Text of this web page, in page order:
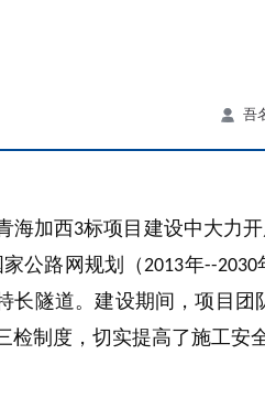
吾
海加西3标项目建设中大力
公路网规划（2013年--2030
隧道。建设期间，项目团
检制度，切实提高了施工安